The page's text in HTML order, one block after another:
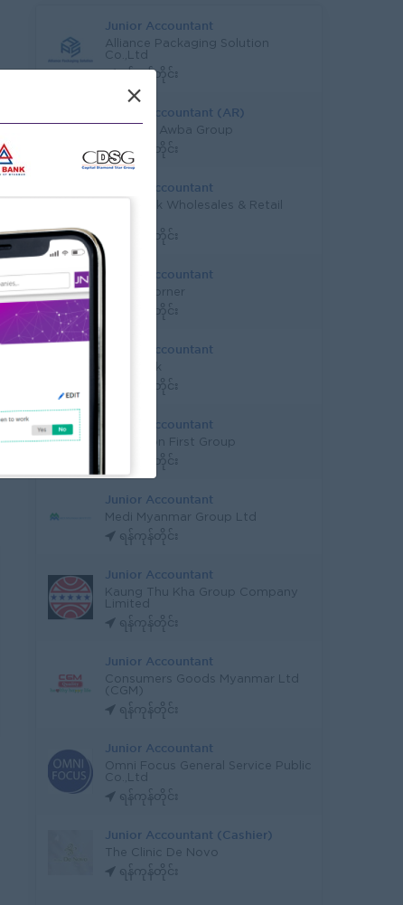
Junior Accountant
Alliance Packaging Solution
Co.,Ltd
ရန်ကုန်တိုင်း
Junior Accountant (AR)
Myanma Awba Group
ရန်ကုန်တိုင်း
Junior Accountant
Shwe Taik Wholesales & Retail
ရန်ကုန်တိုင်း
Junior Accountant
Bright Corner
ရန်ကုန်တိုင်း
Junior Accountant
KBZ Bank
ရန်ကုန်တိုင်း
Junior Accountant
Education First Group
ရန်ကုန်တိုင်း
Junior Accountant
Medi Myanmar Group Ltd
ရန်ကုန်တိုင်း
Junior Accountant
Kaung Thu Kha Group Company
Limited
ရန်ကုန်တိုင်း
Junior Accountant
Consumers Goods Myanmar Ltd
(CGM)
ရန်ကုန်တိုင်း
Junior Accountant
Omni Focus General Service Public
Co.,Ltd
ရန်ကုန်တိုင်း
Junior Accountant (Cashier)
The Clinic De Novo
ရန်ကုန်တိုင်း
×